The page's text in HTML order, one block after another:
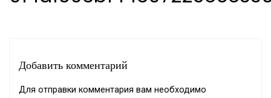
Добавить комментарий
Для отправки комментария вам необходимо